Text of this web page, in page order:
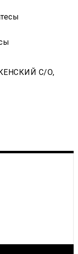
С/О,